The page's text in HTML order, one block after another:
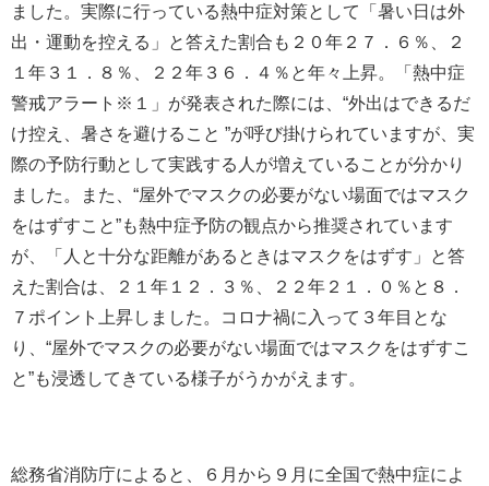
ました。実際に行っている熱中症対策として「暑い日は外
出・運動を控える」と答えた割合も２０年２７．６％、２
１年３１．８％、２２年３６．４％と年々上昇。「熱中症
警戒アラート ※１
」が発表された際には、“外出はできるだ
け控え、暑さを避けること ”が呼び掛けられていますが、実
際の予防行動として実践する人が増えていることが分かり
ました。また、“屋外でマスクの必要がない場面ではマスク
をはずすこと”も熱中症予防の観点から推奨されています
が、「人と十分な距離があるときはマスクをはずす」と答
えた割合は、２１年１２．３％、２２年２１．０％と８．
７ポイント上昇しました。コロナ禍に入って３年目とな
り、“屋外でマスクの必要がない場面ではマスクをはずすこ
と”も浸透してきている様子がうかがえます。
総務省消防庁によると、６月から９月に全国で熱中症によ